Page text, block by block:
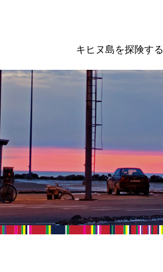
キヒヌ島を探険する